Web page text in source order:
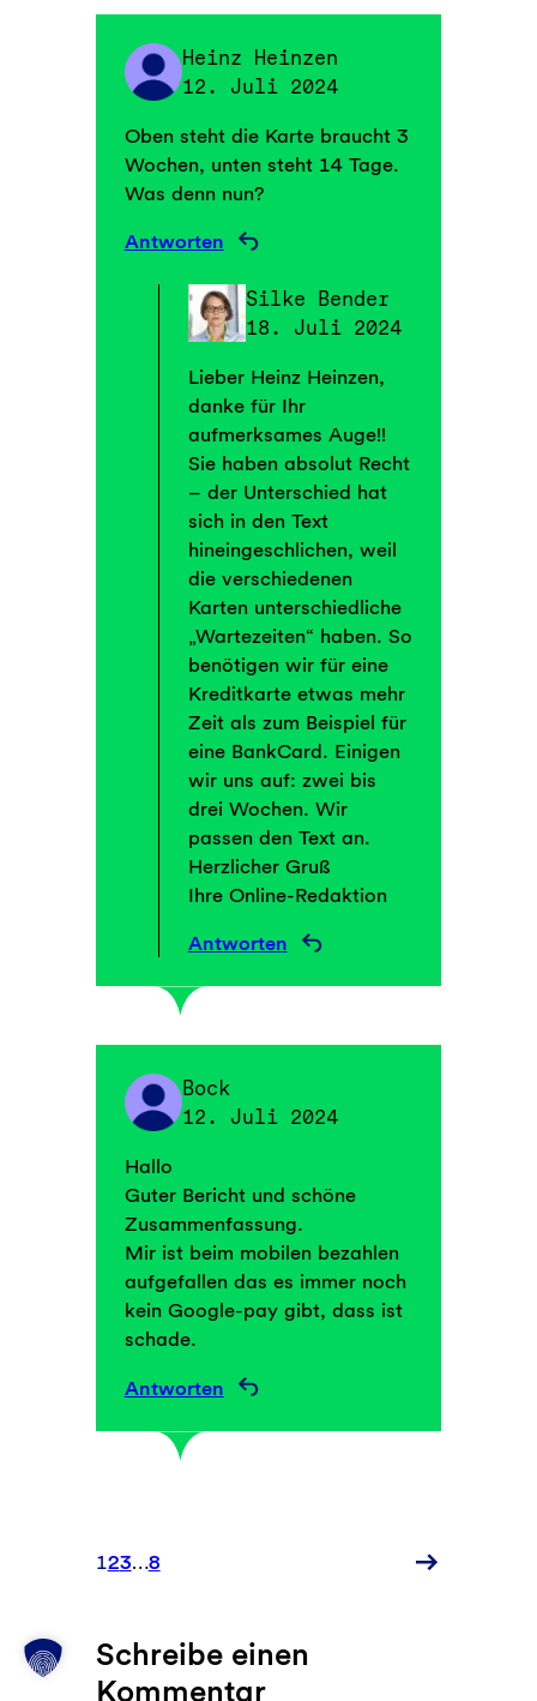
Heinz Heinzen
12. Juli 2024
Oben steht die Karte braucht 3
Wochen, unten steht 14 Tage.
Was denn nun?
Antworten
Silke Bender
18. Juli 2024
Lieber Heinz Heinzen,
danke für Ihr
aufmerksames Auge!!
Sie haben absolut Recht
– der Unterschied hat
sich in den Text
hineingeschlichen, weil
die verschiedenen
Karten unterschiedliche
„Wartezeiten“ haben. So
benötigen wir für eine
Kreditkarte etwas mehr
Zeit als zum Beispiel für
eine BankCard. Einigen
wir uns auf: zwei bis
drei Wochen. Wir
passen den Text an.
Herzlicher Gruß
Ihre Online-Redaktion
Antworten
Bock
12. Juli 2024
Hallo
Guter Bericht und schöne
Zusammenfassung.
Mir ist beim mobilen bezahlen
aufgefallen das es immer noch
kein Google-pay gibt, dass ist
schade.
Antworten
123…8
Neuere
Schreibe einen
Kommentar